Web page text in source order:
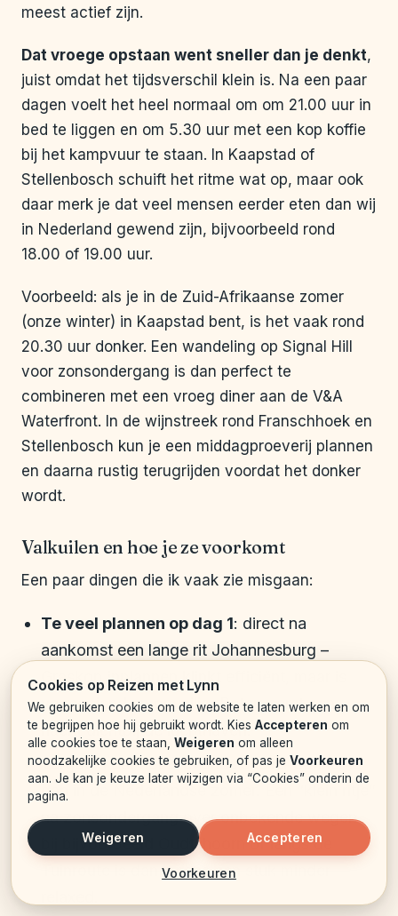
meest actief zijn.
Dat vroege opstaan went sneller dan je denkt,
juist omdat het tijdsverschil klein is. Na een paar
dagen voelt het heel normaal om om 21.00 uur in
bed te liggen en om 5.30 uur met een kop koffie
bij het kampvuur te staan. In Kaapstad of
Stellenbosch schuift het ritme wat op, maar ook
daar merk je dat veel mensen eerder eten dan wij
in Nederland gewend zijn, bijvoorbeeld rond
18.00 of 19.00 uur.
Voorbeeld: als je in de Zuid-Afrikaanse zomer
(onze winter) in Kaapstad bent, is het vaak rond
20.30 uur donker. Een wandeling op Signal Hill
voor zonsondergang is dan perfect te
combineren met een vroeg diner aan de V&A
Waterfront. In de wijnstreek rond Franschhoek en
Stellenbosch kun je een middagproeverij plannen
en daarna rustig terugrijden voordat het donker
wordt.
Valkuilen en hoe je ze voorkomt
Een paar dingen die ik vaak zie misgaan:
Te veel plannen op dag 1: direct na
aankomst een lange rit Johannesburg –
Graskop inplannen klinkt efficiënt, maar is
vermoeiend en onveilig. Beter: eerst een
nacht dichtbij de luchthaven.
Vergeten dat het ’s avonds sneller donker is
dan in de Nederlandse zomer. Een “klein ritje”
na zonsondergang over onbekende wegen
bij bijvoorbeeld Oudtshoorn of langs de
Tuinroute is dan ineens een stuk minder
Cookies op Reizen met Lynn
We gebruiken cookies om de website te laten werken en om
te begrijpen hoe hij gebruikt wordt. Kies Accepteren om
alle cookies toe te staan, Weigeren om alleen
noodzakelijke cookies te gebruiken, of pas je Voorkeuren
aan. Je kan je keuze later wijzigen via “Cookies” onderin de
pagina.
Weigeren
Voorkeuren
Accepteren